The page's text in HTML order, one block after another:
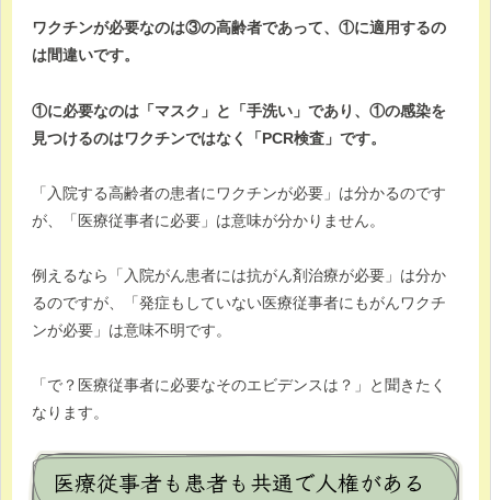
ワクチンが必要なのは③の高齢者であって、①に適用するの
は間違いです。
①に必要なのは「マスク」と「手洗い」であり、①の感染を
見つけるのはワクチンではなく「PCR検査」です。
「入院する高齢者の患者にワクチンが必要」は分かるのです
が、「医療従事者に必要」は意味が分かりません。
例えるなら「入院がん患者には抗がん剤治療が必要」は分か
るのですが、「発症もしていない医療従事者にもがんワクチ
ンが必要」は意味不明です。
「で？医療従事者に必要なそのエビデンスは？」と聞きたく
なります。
医療従事者も患者も共通で人権がある